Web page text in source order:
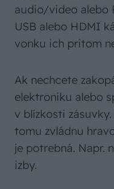
audio/video alebo
USB alebo HDMI
vonku ich pritom
Ak nechcete
elektroniku alebo
v blízkosti
tomu zvládnu
je potrebná. Napr.
izby.